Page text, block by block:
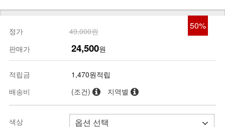
50%
정가
49,000원
판매가
24,500원
적립금
1,470원적립
배송비
(조건) 지역별
색상